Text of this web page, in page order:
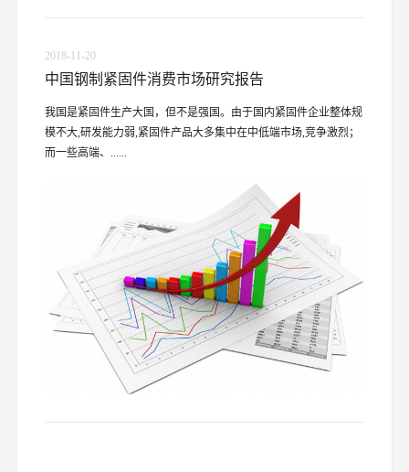
2018-11-20
中国钢制紧固件消费市场研究报告
我国是紧固件生产大国，但不是强国。由于国内紧固件企业整体规
模不大,研发能力弱,紧固件产品大多集中在中低端市场,竞争激烈；
而一些高端、......